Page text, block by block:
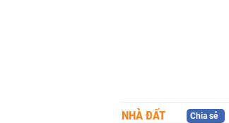
NHÀ ĐẤT Chia sẻ